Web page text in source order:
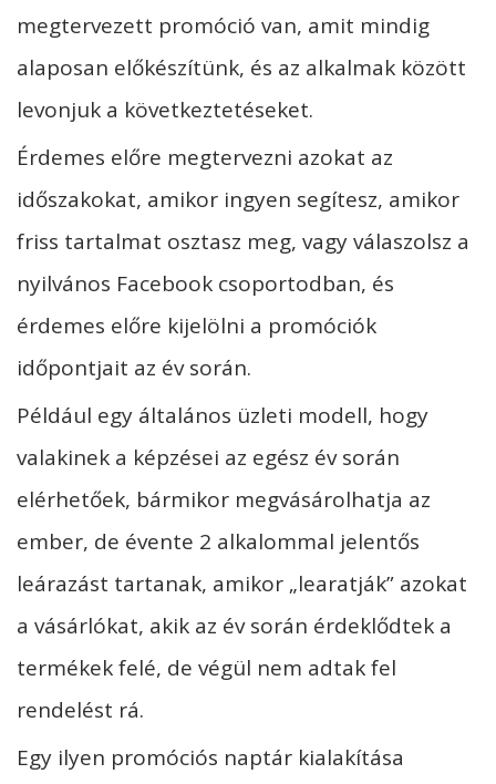
megtervezett promóció van, amit mindig
alaposan előkészítünk, és az alkalmak között
levonjuk a következtetéseket.
Érdemes előre megtervezni azokat az
időszakokat, amikor ingyen segítesz, amikor
friss tartalmat osztasz meg, vagy válaszolsz a
nyilvános Facebook csoportodban, és
érdemes előre kijelölni a promóciók
időpontjait az év során.
Például egy általános üzleti modell, hogy
valakinek a képzései az egész év során
elérhetőek, bármikor megvásárolhatja az
ember, de évente 2 alkalommal jelentős
leárazást tartanak, amikor „learatják” azokat
a vásárlókat, akik az év során érdeklődtek a
termékek felé, de végül nem adtak fel
rendelést rá.
Egy ilyen promóciós naptár kialakítása